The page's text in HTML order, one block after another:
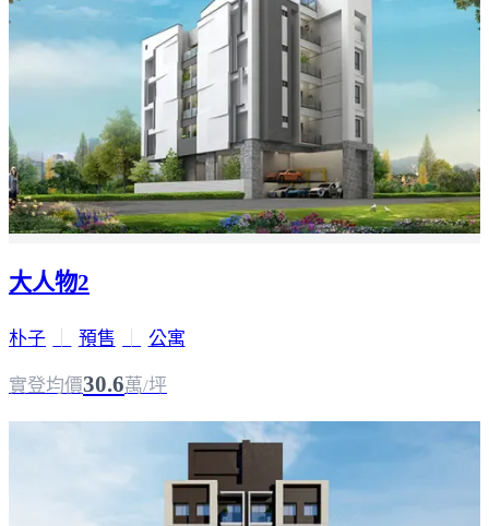
大人物2
朴子 預售 公寓
實登均價30.6萬/坪